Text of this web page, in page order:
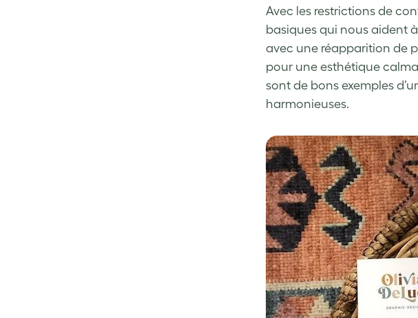
Avec les restrictions de
basiques qui nous aident
avec une réapparition de
pour une esthétique
sont de bons exemples
harmonieuses.